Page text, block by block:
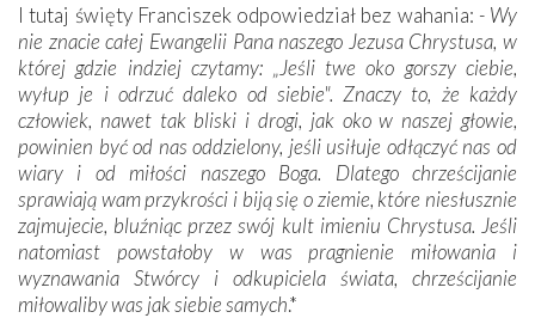
I tutaj święty Franciszek odpowiedział bez wahania: - Wy
nie znacie całej Ewangelii Pana naszego Jezusa Chrystusa, w
której gdzie indziej czytamy: „Jeśli twe oko gorszy ciebie,
wyłup je i odrzuć daleko od siebie". Znaczy to, że każdy
człowiek, nawet tak bliski i drogi, jak oko w naszej głowie,
powinien być od nas oddzielony, jeśli usiłuje odłączyć nas od
wiary i od miłości naszego Boga. Dlatego chrześcijanie
sprawiają wam przykrości i biją się o ziemie, które niesłusznie
zajmujecie, bluźniąc przez swój kult imieniu Chrystusa. Jeśli
natomiast powstałoby w was pragnienie miłowania i
wyznawania Stwórcy i odkupiciela świata, chrześcijanie
miłowaliby was jak siebie samych.*